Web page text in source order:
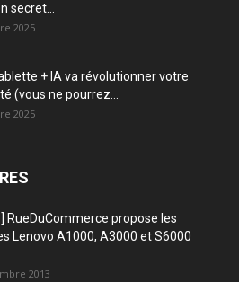
secret...
2025
+ IA va révolutionner votre
(vous ne pourrez...
2025
RueDuCommerce propose les
Lenovo A1000, A3000 et S6000
2013